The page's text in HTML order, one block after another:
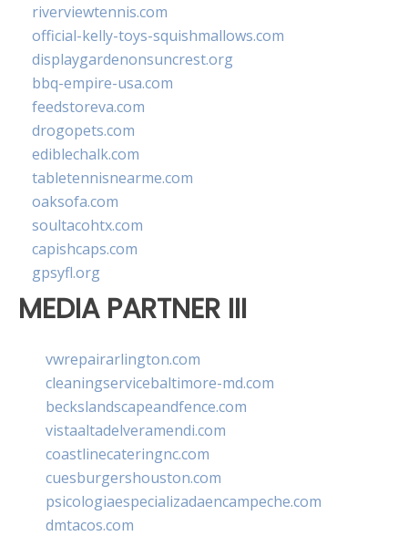
riverviewtennis.com
official-kelly-toys-squishmallows.com
displaygardenonsuncrest.org
bbq-empire-usa.com
feedstoreva.com
drogopets.com
ediblechalk.com
tabletennisnearme.com
oaksofa.com
soultacohtx.com
capishcaps.com
gpsyfl.org
MEDIA PARTNER III
vwrepairarlington.com
cleaningservicebaltimore-md.com
beckslandscapeandfence.com
vistaaltadelveramendi.com
coastlinecateringnc.com
cuesburgershouston.com
psicologiaespecializadaencampeche.com
dmtacos.com